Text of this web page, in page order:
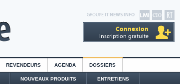
GROUPE IT NEWS INFO
Connexion
Inscription gratuite
REVENDEURS AGENDA DOSSIERS
NOUVEAUX PRODUITS ENTRETIENS